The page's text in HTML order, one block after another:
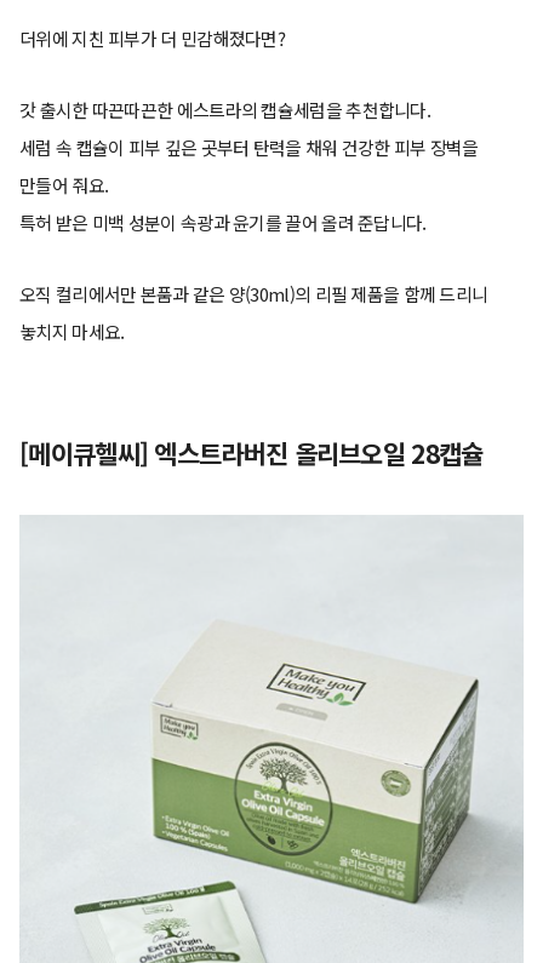
더위에 지친 피부가 더 민감해졌다면?
갓 출시한 따끈따끈한 에스트라의 캡슐세럼을 추천합니다.
세럼 속 캡슐이 피부 깊은 곳부터 탄력을 채워 건강한 피부 장벽을
만들어 줘요.
특허 받은 미백 성분이 속광과 윤기를 끌어 올려 준답니다.
오직 컬리에서만 본품과 같은 양(30ml)의 리필 제품을 함께 드리니
놓치지 마세요.
[메이큐헬씨] 엑스트라버진 올리브오일 28캡슐